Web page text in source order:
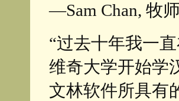
—Sam Chan, 牧
“过去十年我一
维奇大学开始学
文林软件所具有